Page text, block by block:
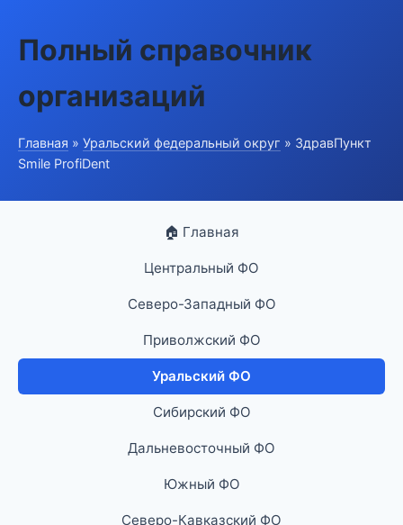
Полный справочник
организаций
Главная » Уральский федеральный округ » ЗдравПункт
Smile ProfiDent
🏠 Главная
Центральный ФО
Северо-Западный ФО
Приволжский ФО
Уральский ФО
Сибирский ФО
Дальневосточный ФО
Южный ФО
Северо-Кавказский ФО